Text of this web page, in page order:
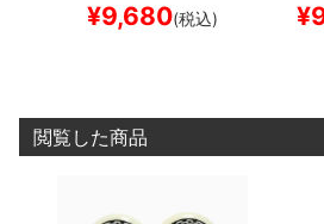
ボード スケボー
¥9,680(税込)
ボー
¥
閲覧した商品